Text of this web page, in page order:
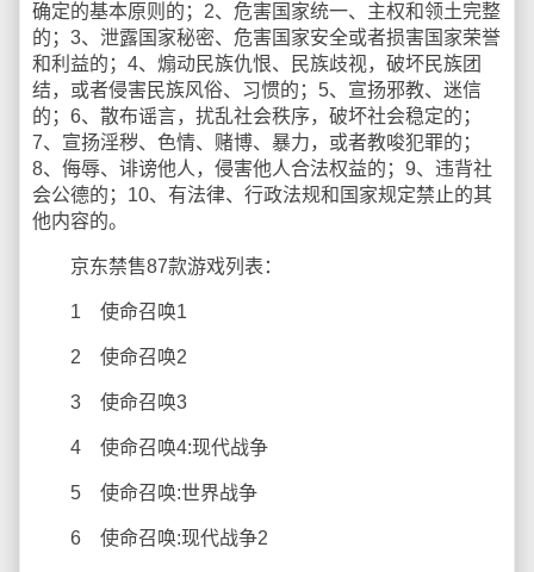
确定的基本原则的；2、危害国家统一、主权和领土完整
的；3、泄露国家秘密、危害国家安全或者损害国家荣誉
和利益的；4、煽动民族仇恨、民族歧视，破坏民族团
结，或者侵害民族风俗、习惯的；5、宣扬邪教、迷信
的；6、散布谣言，扰乱社会秩序，破坏社会稳定的；
7、宣扬淫秽、色情、赌博、暴力，或者教唆犯罪的；
8、侮辱、诽谤他人，侵害他人合法权益的；9、违背社
会公德的；10、有法律、行政法规和国家规定禁止的其
他内容的。
京东禁售87款游戏列表：
1 使命召唤1
2 使命召唤2
3 使命召唤3
4 使命召唤4:现代战争
5 使命召唤:世界战争
6 使命召唤:现代战争2